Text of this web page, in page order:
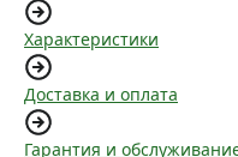
Характеристики
Доставка и оплата
Гарантия и